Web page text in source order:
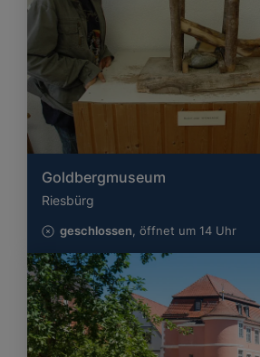
Goldbergmuseum
Riesbürg
geschlossen , öffnet um 14 Uhr